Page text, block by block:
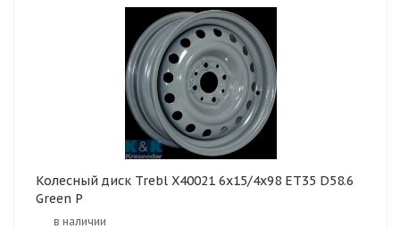
Колесный диск Trebl X40021 6x15/4x98 ET35 D58.6
Green P
в наличии